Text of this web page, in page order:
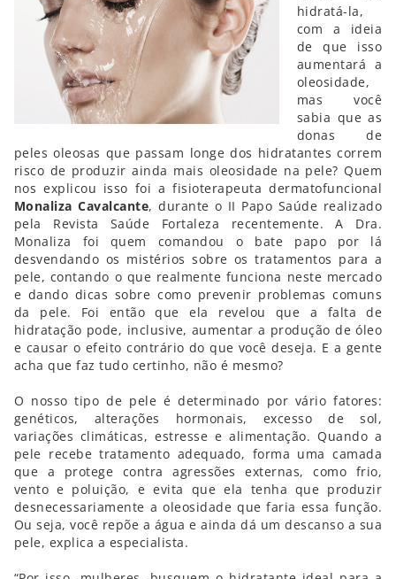
hidratá-la,
com a ideia
de que isso
aumentará a
oleosidade,
mas você
sabia que as
donas de
peles oleosas que passam longe dos hidratantes correm
risco de produzir ainda mais oleosidade na pele? Quem
nos explicou isso foi a fisioterapeuta dermatofuncional
Monaliza Cavalcante, durante o II Papo Saúde realizado
pela Revista Saúde Fortaleza recentemente. A Dra.
Monaliza foi quem comandou o bate papo por lá
desvendando os mistérios sobre os tratamentos para a
pele, contando o que realmente funciona neste mercado
e dando dicas sobre como prevenir problemas comuns
da pele. Foi então que ela revelou que a falta de
hidratação pode, inclusive, aumentar a produção de óleo
e causar o efeito contrário do que você deseja. E a gente
acha que faz tudo certinho, não é mesmo?
O nosso tipo de pele é determinado por vário fatores:
genéticos, alterações hormonais, excesso de sol,
variações climáticas, estresse e alimentação. Quando a
pele recebe tratamento adequado, forma uma camada
que a protege contra agressões externas, como frio,
vento e poluição, e evita que ela tenha que produzir
desnecessariamente a oleosidade que faria essa função.
Ou seja, você repõe a água e ainda dá um descanso a sua
pele, explica a especialista.